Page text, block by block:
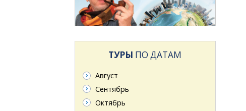
ТУРЫ ПО ДАТАМ
Август
Сентябрь
Октябрь